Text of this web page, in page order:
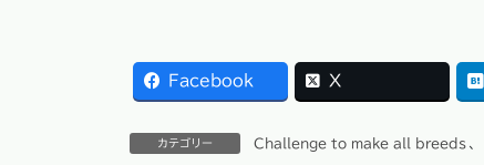
Facebook X
カテゴリー Challenge to make all breeds 、